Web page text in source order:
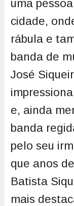
uma
cidade,
rábula e
banda de
José
e, ainda
banda
pelo seu
que anos
Batista
mais